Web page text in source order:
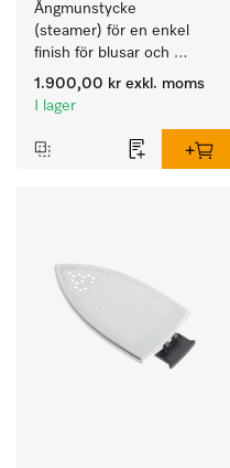
Ångmunstycke
(steamer) för en enkel
finish för blusar och
klänningar på klädhängare.
1.900,00 kr exkl. moms
I lager